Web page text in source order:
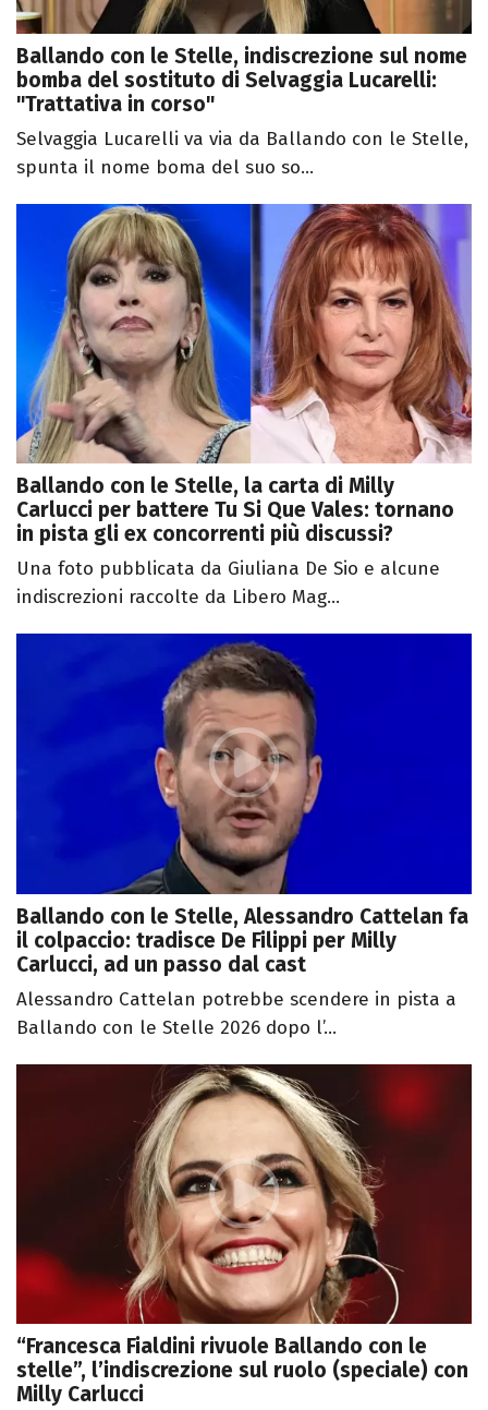
Ballando con le Stelle, indiscrezione sul nome
bomba del sostituto di Selvaggia Lucarelli:
"Trattativa in corso"
Selvaggia Lucarelli va via da Ballando con le Stelle,
spunta il nome boma del suo so...
Ballando con le Stelle, la carta di Milly
Carlucci per battere Tu Si Que Vales: tornano
in pista gli ex concorrenti più discussi?
Una foto pubblicata da Giuliana De Sio e alcune
indiscrezioni raccolte da Libero Mag...
Ballando con le Stelle, Alessandro Cattelan fa
il colpaccio: tradisce De Filippi per Milly
Carlucci, ad un passo dal cast
Alessandro Cattelan potrebbe scendere in pista a
Ballando con le Stelle 2026 dopo l’...
“Francesca Fialdini rivuole Ballando con le
stelle”, l’indiscrezione sul ruolo (speciale) con
Milly Carlucci